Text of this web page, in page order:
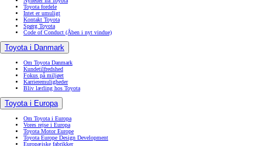
Toyota fordele
Intet er umuligt
Kontakt Toyota
Spørg Toyota
Code of Conduct (Åben i nyt vindue)
Toyota i Danmark
Om Toyota Danmark
Kundetilfredshed
Fokus på miljøet
Karrieremuligheder
Bliv lærling hos Toyota
Toyota i Europa
Om Toyota i Europa
Vores rejse i Europa
Toyota Motor Europe
Toyota Europe Design Development
Europæiske fabrikker